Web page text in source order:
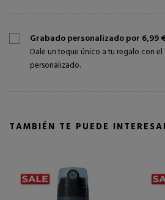
Grabado personalizado por 6,99
Dale un toque único a tu regalo con
personalizado.
TAMBIÉN TE PUEDE